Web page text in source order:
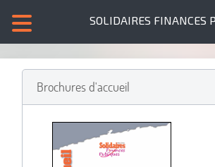
SOLIDAIRES FINANCES
Brochures d'accueil